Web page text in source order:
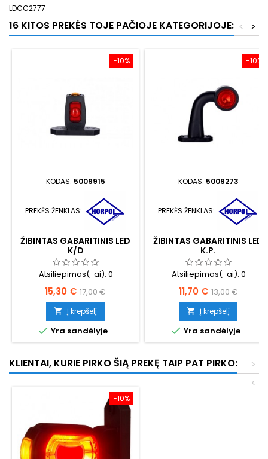
LDCC2777
16 KITOS PREKĖS TOJE PAČIOJE KATEGORIJOJE: >
<
−10%
KODAS: 5009915
PREKĖS ŽENKLAS:
ŽIBINTAS GABARITINIS LED
K/D
Atsiliepimas(-ai): 0
Kaina
15,30 € Bazinė
kaina
17,00 €
 Į krepšelį
 Yra sandėlyje
−10%
KODAS: 5009273
PREKĖS ŽENKLAS:
ŽIBINTAS GABARITINIS LED
K.P.
Atsiliepimas(-ai): 0
Kaina
11,70 € Bazinė
kaina
13,00 €
 Į krepšelį
 Yra sandėlyje
KLIENTAI, KURIE PIRKO ŠIĄ PREKĘ TAIP PAT PIRKO:
>
<
−10%